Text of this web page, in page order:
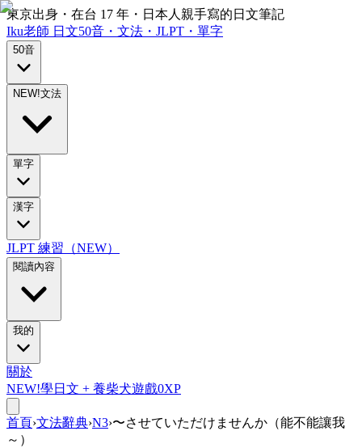
東京出身・在台 17 年・日本人親手寫的日文筆記
Iku老師 日文50音・文法・JLPT・單字
50音
NEW!文法
單字
漢字
JLPT 練習（NEW）
閱讀內容
我的
關於
NEW!學日文 + 養柴犬遊戲0XP
首頁›文法辭典›N3›〜させていただけませんか（能不能讓我
～）